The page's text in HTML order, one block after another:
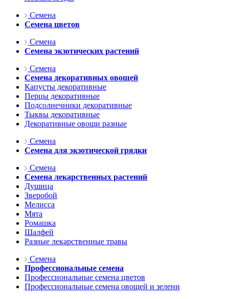
Семена
Семена цветов
Семена
Семена экзотических растений
Семена
Семена декоративных овощей
Капусты декоративные
Перцы декоративные
Подсолнечники декоративные
Тыквы декоративные
Декоративные овощи разные
Семена
Семена для экзотической грядки
Семена
Семена лекарственных растений
Душица
Зверобой
Мелисса
Мята
Ромашка
Шалфей
Разные лекарственные травы
Семена
Профессиональные семена
Профессиональные семена цветов
Профессиональные семена овощей и зелени